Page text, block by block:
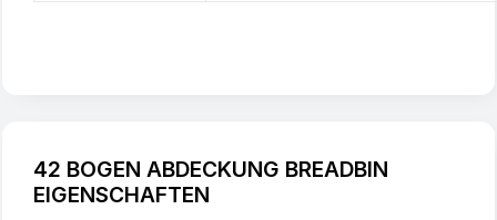
42 BOGEN ABDECKUNG BREADBIN
EIGENSCHAFTEN